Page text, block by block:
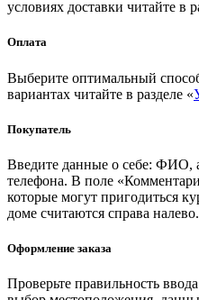
условиях доставки читайте в
Оплата
Выберите оптимальный
вариантах читайте в разделе «
Покупатель
Введите данные о себе: ФИО,
телефона. В поле
которые могут пригодиться
доме считаются справа налево.
Оформление заказа
Проверьте правильность